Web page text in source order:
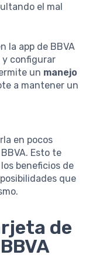
el mal
la app de BBVA
configurar
un manejo
a mantener un
en pocos
Esto te
beneficios de
que
de